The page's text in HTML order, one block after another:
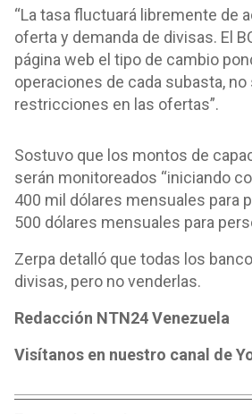
“La tasa fluctuará libremente de
oferta y demanda de divisas. El
página web el tipo de cambio
operaciones de cada subasta,
restricciones en las ofertas”.
Sostuvo que los montos de
serán monitoreados “iniciando
400 mil dólares mensuales para
500 dólares mensuales para
Zerpa detalló que todas los
divisas, pero no venderlas.
Redacción NTN24 Venezuela
Visítanos en nuestro canal de